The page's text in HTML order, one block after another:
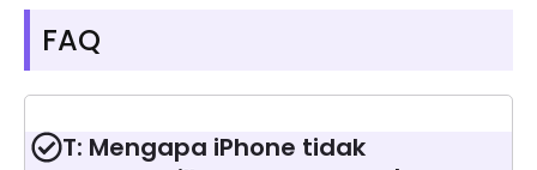
FAQ
T: Mengapa iPhone tidak